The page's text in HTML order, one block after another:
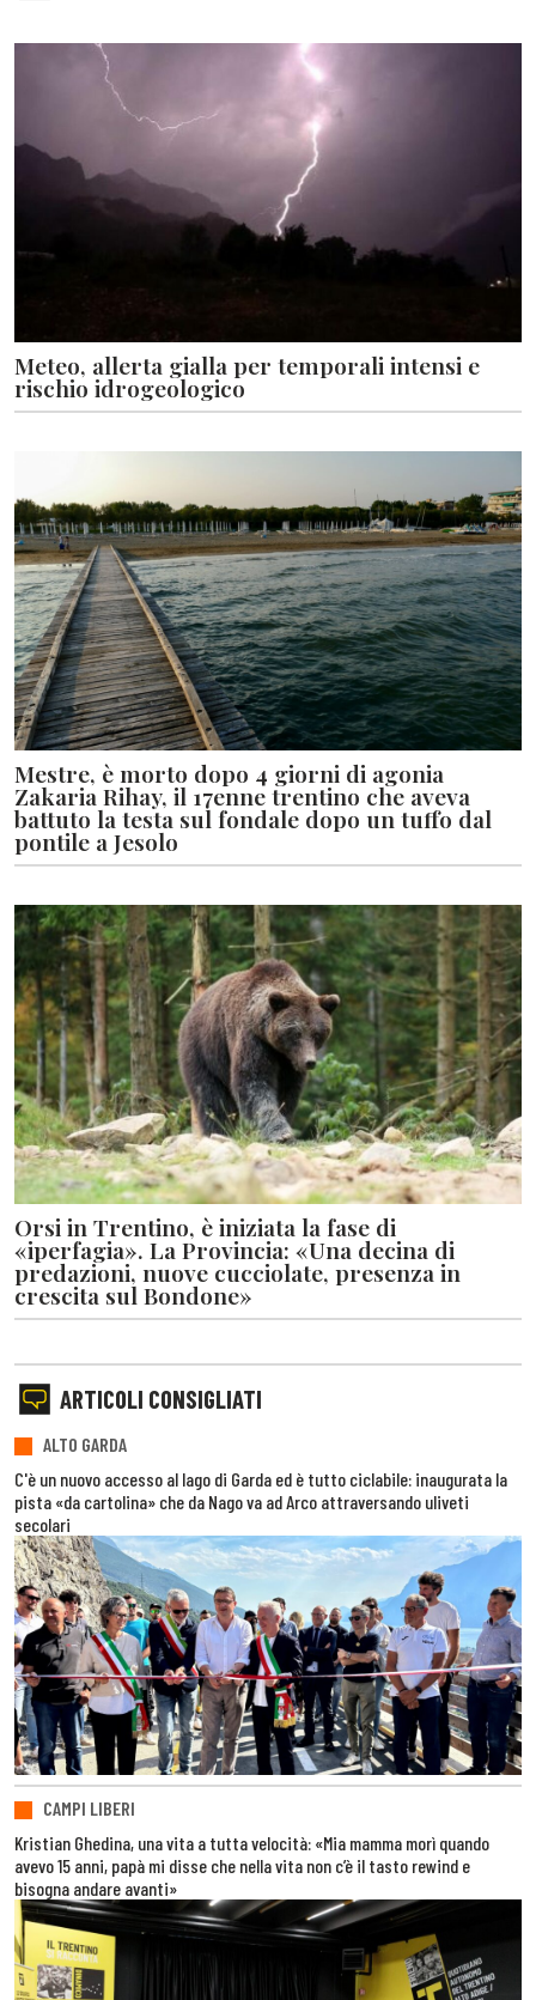
Meteo, allerta gialla per temporali intensi e
rischio idrogeologico
Mestre, è morto dopo 4 giorni di agonia
Zakaria Rihay, il 17enne trentino che aveva
battuto la testa sul fondale dopo un tuffo dal
pontile a Jesolo
Orsi in Trentino, è iniziata la fase di
«iperfagia». La Provincia: «Una decina di
predazioni, nuove cucciolate, presenza in
crescita sul Bondone»
ARTICOLI CONSIGLIATI
ALTO GARDA
C'è un nuovo accesso al lago di Garda ed è tutto ciclabile: inaugurata la
pista «da cartolina» che da Nago va ad Arco attraversando uliveti
secolari
CAMPI LIBERI
Kristian Ghedina, una vita a tutta velocità: «Mia mamma morì quando
avevo 15 anni, papà mi disse che nella vita non c’è il tasto rewind e
bisogna andare avanti»